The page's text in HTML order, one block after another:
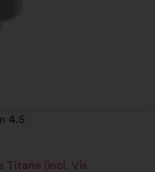
4.5
Titane (incl. Vis